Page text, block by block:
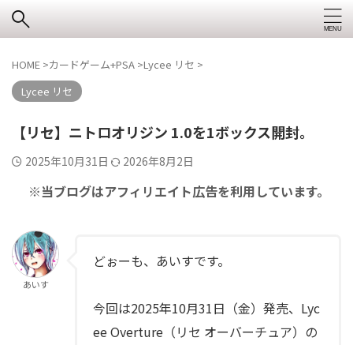
HOME >カードゲーム+PSA >Lycee リセ >
Lycee リセ
【リセ】ニトロオリジン 1.0を1ボックス開封。
2025年10月31日 2026年8月2日
※当ブログはアフィリエイト広告を利用しています。
あいす
どぉーも、あいすです。
今回は2025年10月31日（金）発売、Lyc
ee Overture（リセ オーバーチュア）の